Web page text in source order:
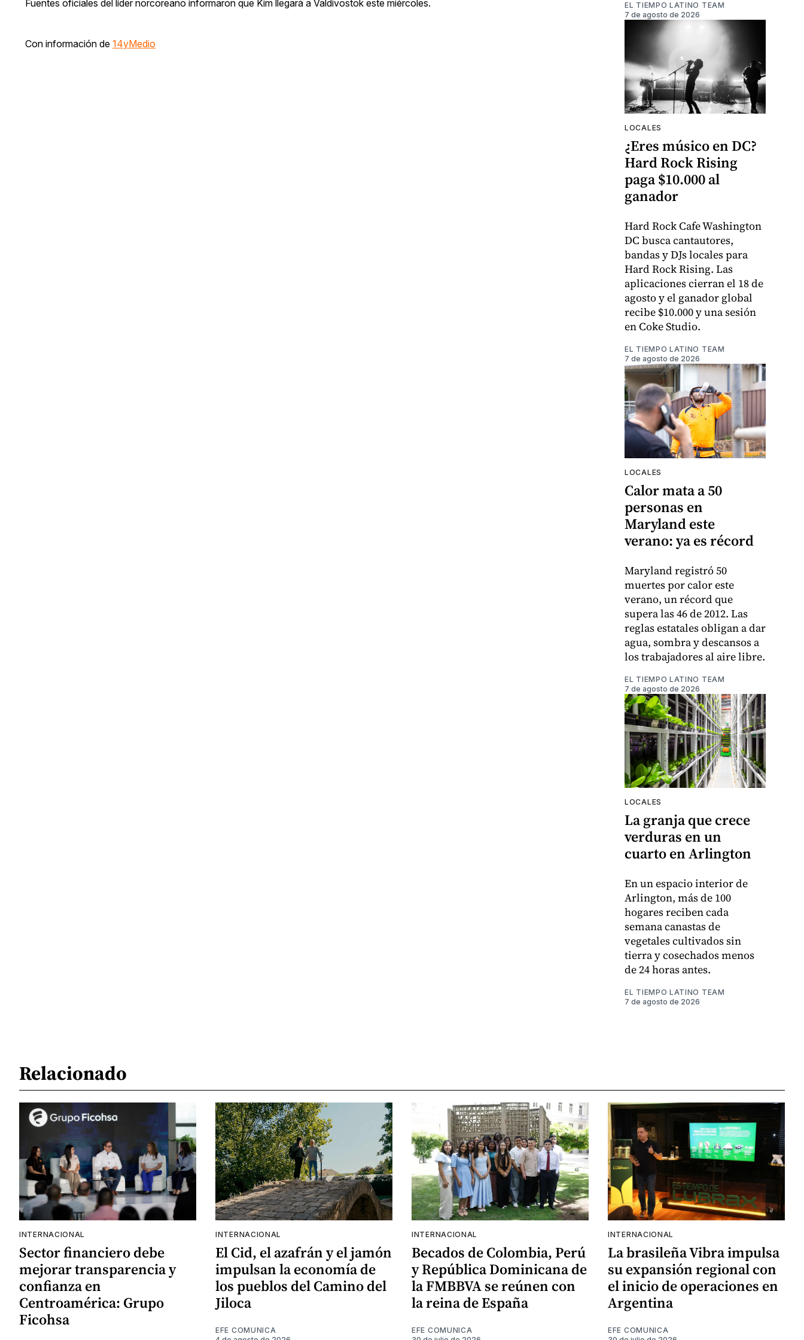
Fuentes oficiales del líder norcoreano informaron que Kim llegará a Valdivostok este miércoles.
Con información de 14yMedio
EL TIEMPO LATINO TEAM
7 de agosto de 2026
LOCALES
¿Eres músico en DC?
Hard Rock Rising
paga $10.000 al
ganador
Hard Rock Cafe Washington
DC busca cantautores,
bandas y DJs locales para
Hard Rock Rising. Las
aplicaciones cierran el 18 de
agosto y el ganador global
recibe $10.000 y una sesión
en Coke Studio.
EL TIEMPO LATINO TEAM
7 de agosto de 2026
LOCALES
Calor mata a 50
personas en
Maryland este
verano: ya es récord
Maryland registró 50
muertes por calor este
verano, un récord que
supera las 46 de 2012. Las
reglas estatales obligan a dar
agua, sombra y descansos a
los trabajadores al aire libre.
EL TIEMPO LATINO TEAM
7 de agosto de 2026
LOCALES
La granja que crece
verduras en un
cuarto en Arlington
En un espacio interior de
Arlington, más de 100
hogares reciben cada
semana canastas de
vegetales cultivados sin
tierra y cosechados menos
de 24 horas antes.
EL TIEMPO LATINO TEAM
7 de agosto de 2026
Relacionado
INTERNACIONAL
Sector financiero debe
mejorar transparencia y
confianza en
Centroamérica: Grupo
Ficohsa
INTERNACIONAL
El Cid, el azafrán y el jamón
impulsan la economía de
los pueblos del Camino del
Jiloca
EFE COMUNICA
INTERNACIONAL
Becados de Colombia, Perú
y República Dominicana de
la FMBBVA se reúnen con
la reina de España
EFE COMUNICA
INTERNACIONAL
La brasileña Vibra impulsa
su expansión regional con
el inicio de operaciones en
Argentina
EFE COMUNICA